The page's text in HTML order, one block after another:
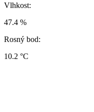
Vlhkost:
47.4 %
Rosný bod:
10.2 °C